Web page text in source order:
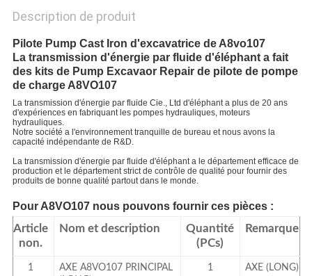
Description de produit
Pilote Pump Cast Iron d'excavatrice de A8vo107
La transmission d'énergie par fluide d'éléphant a fait
des kits de Pump Excavaor Repair de pilote de pompe
de charge A8VO107
La transmission d'énergie par fluide Cie., Ltd d'éléphant a plus de 20 ans
d'expériences en fabriquant les pompes hydrauliques, moteurs
hydrauliques.
Notre société a l'environnement tranquille de bureau et nous avons la
capacité indépendante de R&D.
La transmission d'énergie par fluide d'éléphant a le département efficace de
production et le département strict de contrôle de qualité pour fournir des
produits de bonne qualité partout dans le monde.
Pour A8VO107 nous pouvons fournir ces pièces :
Article
non.
Nom et description
Quantité
(PCs)
Remarque
1
AXE A8VO107 PRINCIPAL
1 AXE (LONG)